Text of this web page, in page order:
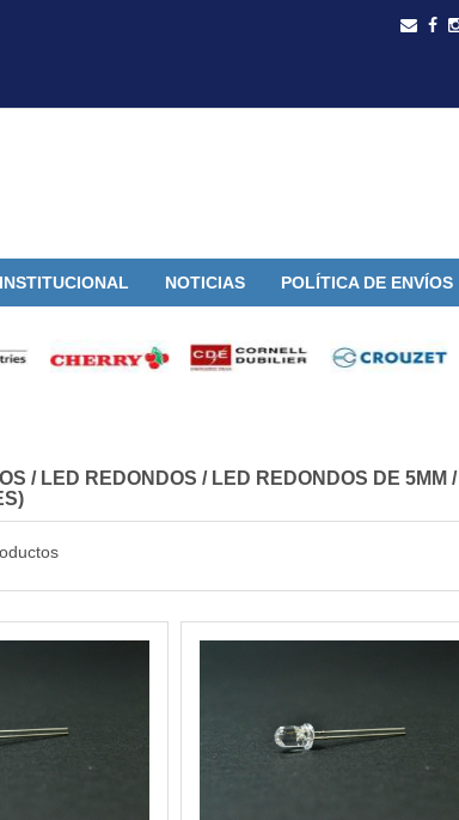
INSTITUCIONAL NOTICIAS POLÍTICA DE ENVÍOS
/ LED REDONDOS / LED REDONDOS DE 5MM /